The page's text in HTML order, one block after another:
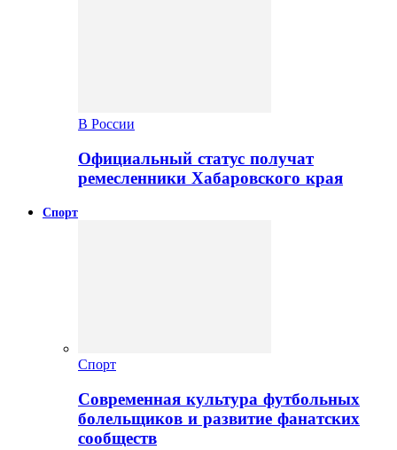
В России
Официальный статус получат
ремесленники Хабаровского края
Спорт
Спорт
Современная культура футбольных
болельщиков и развитие фанатских
сообществ